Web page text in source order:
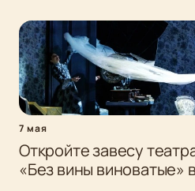
7 мая
Откройте завесу
«Без вины виноватые»